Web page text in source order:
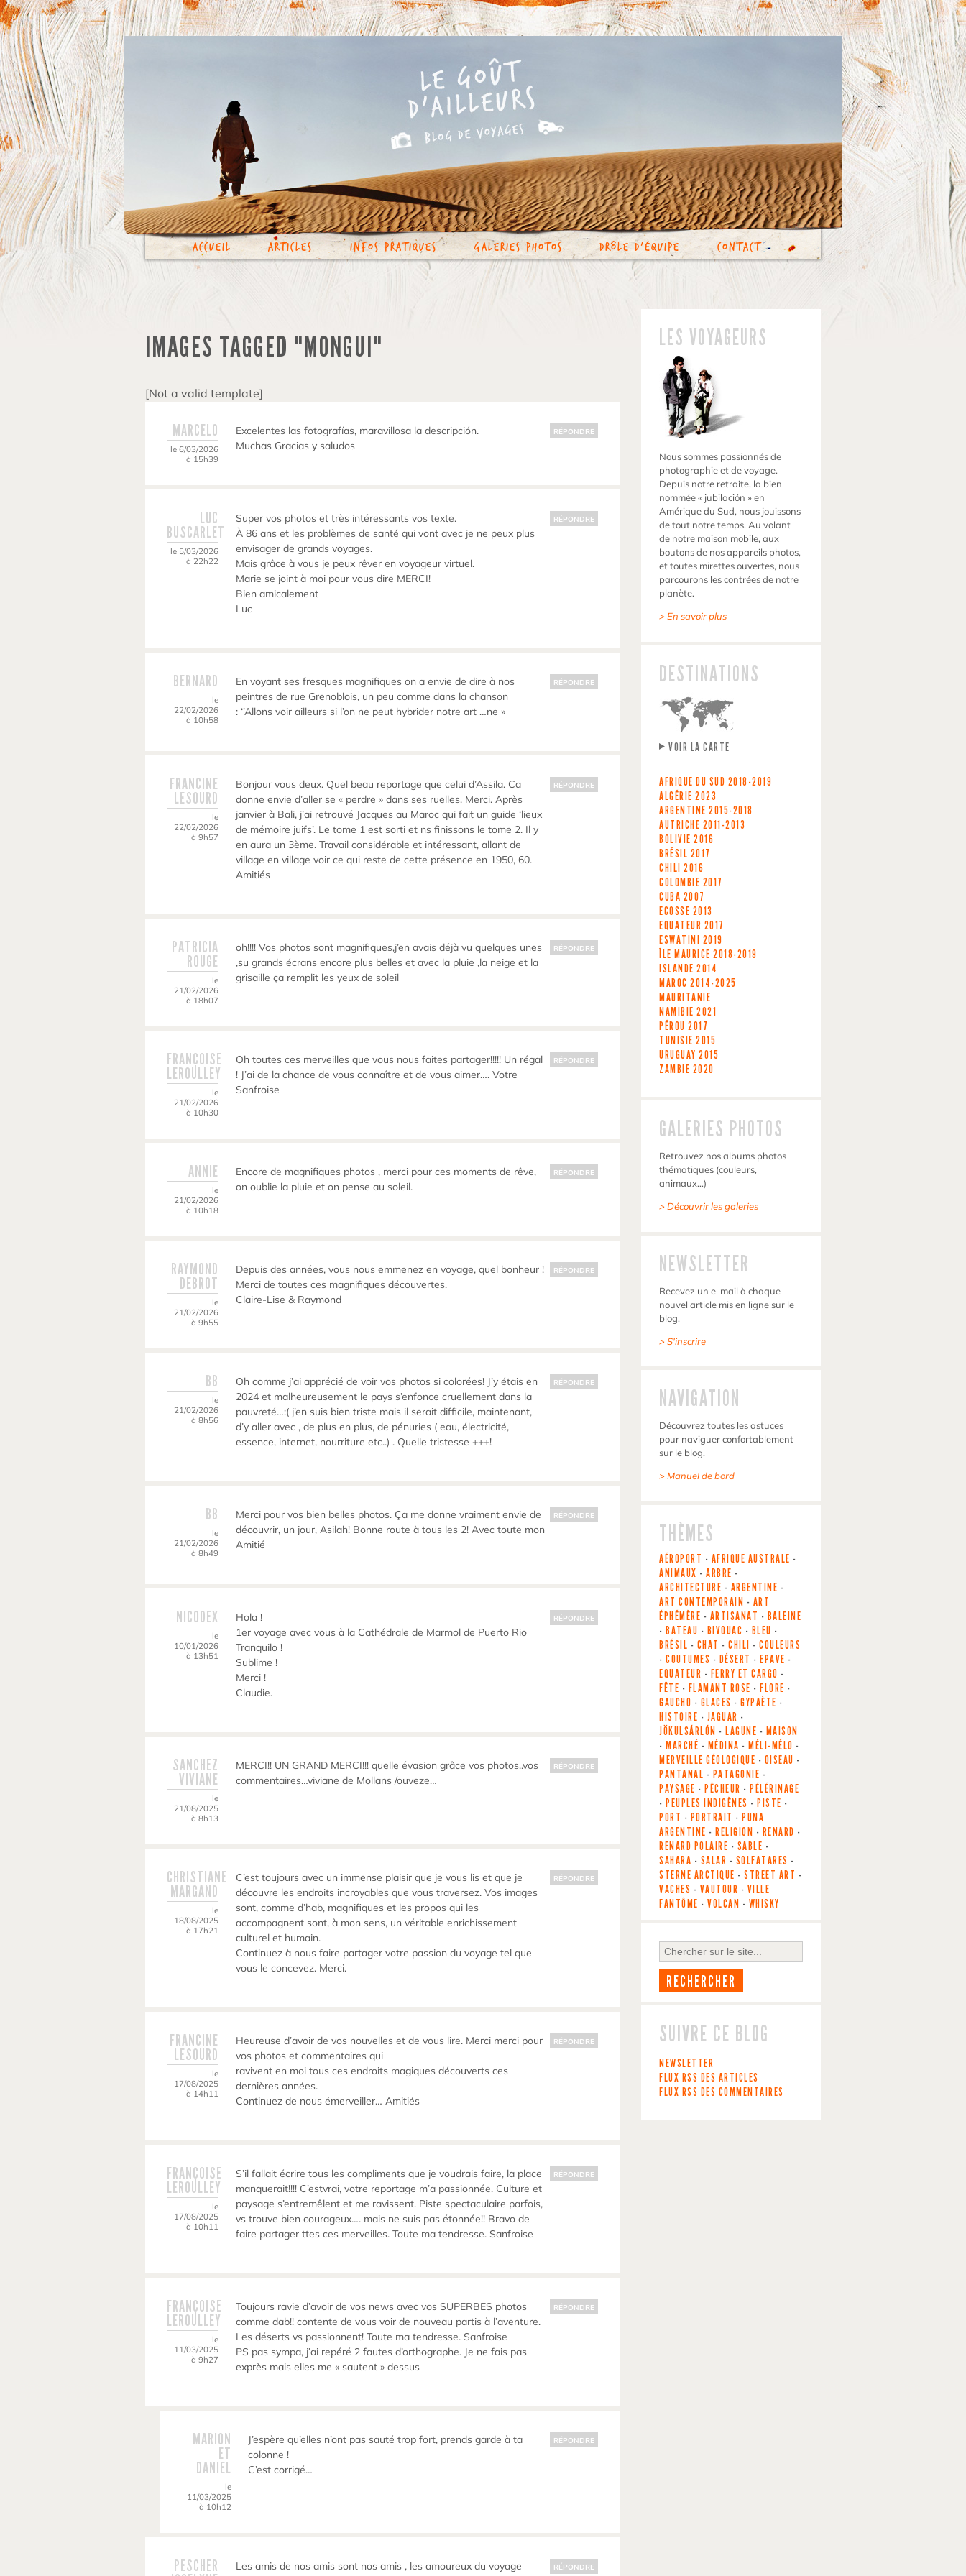
Accueil Articles Infos Pratiques Galeries photos Drôle d’équipe Contact
IMAGES TAGGED "MONGUI"
[Not a valid template]
MARCELO
le 6/03/2026
à 15h39
Excelentes las fotografías, maravillosa la descripción.
Muchas Gracias y saludos
RÉPONDRE
LUC
BUSCARLET
le 5/03/2026
à 22h22
Super vos photos et très intéressants vos texte.
À 86 ans et les problèmes de santé qui vont avec je ne peux plus
envisager de grands voyages.
Mais grâce à vous je peux rêver en voyageur virtuel.
Marie se joint à moi pour vous dire MERCI!
Bien amicalement
Luc
RÉPONDRE
BERNARD
le
22/02/2026
à 10h58
En voyant ses fresques magnifiques on a envie de dire à nos
peintres de rue Grenoblois, un peu comme dans la chanson
: ‘’Allons voir ailleurs si l’on ne peut hybrider notre art …ne »
RÉPONDRE
FRANCINE
LESOURD
le
22/02/2026
à 9h57
Bonjour vous deux. Quel beau reportage que celui d’Assila. Ca
donne envie d’aller se « perdre » dans ses ruelles. Merci. Après
janvier à Bali, j’ai retrouvé Jacques au Maroc qui fait un guide ‘lieux
de mémoire juifs’. Le tome 1 est sorti et ns finissons le tome 2. Il y
en aura un 3ème. Travail considérable et intéressant, allant de
village en village voir ce qui reste de cette présence en 1950, 60.
Amitiés
RÉPONDRE
PATRICIA
ROUGE
le
21/02/2026
à 18h07
oh!!!! Vos photos sont magnifiques,j’en avais déjà vu quelques unes
,su grands écrans encore plus belles et avec la pluie ,la neige et la
grisaille ça remplit les yeux de soleil
RÉPONDRE
FRANÇOISE
LEROULLEY
le
21/02/2026
à 10h30
Oh toutes ces merveilles que vous nous faites partager!!!!! Un régal
! J’ai de la chance de vous connaître et de vous aimer…. Votre
Sanfroise
RÉPONDRE
ANNIE
le
21/02/2026
à 10h18
Encore de magnifiques photos , merci pour ces moments de rêve,
on oublie la pluie et on pense au soleil.
RÉPONDRE
RAYMOND
DEBROT
le
21/02/2026
à 9h55
Depuis des années, vous nous emmenez en voyage, quel bonheur !
Merci de toutes ces magnifiques découvertes.
Claire-Lise & Raymond
RÉPONDRE
BB
le
21/02/2026
à 8h56
Oh comme j’ai apprécié de voir vos photos si colorées! J’y étais en
2024 et malheureusement le pays s’enfonce cruellement dans la
pauvreté…:( j’en suis bien triste mais il serait difficile, maintenant,
d’y aller avec , de plus en plus, de pénuries ( eau, électricité,
essence, internet, nourriture etc..) . Quelle tristesse +++!
RÉPONDRE
BB
le
21/02/2026
à 8h49
Merci pour vos bien belles photos. Ça me donne vraiment envie de
découvrir, un jour, Asilah! Bonne route à tous les 2! Avec toute mon
Amitié
RÉPONDRE
NICODEX
le
10/01/2026
à 13h51
Hola !
1er voyage avec vous à la Cathédrale de Marmol de Puerto Rio
Tranquilo !
Sublime !
Merci !
Claudie.
RÉPONDRE
SANCHEZ
VIVIANE
le
21/08/2025
à 8h13
MERCI!! UN GRAND MERCI!!! quelle évasion grâce vos photos..vos
commentaires…viviane de Mollans /ouveze…
RÉPONDRE
CHRISTIANE
MARGAND
le
18/08/2025
à 17h21
C’est toujours avec un immense plaisir que je vous lis et que je
découvre les endroits incroyables que vous traversez. Vos images
sont, comme d’hab, magnifiques et les propos qui les
accompagnent sont, à mon sens, un véritable enrichissement
culturel et humain.
Continuez à nous faire partager votre passion du voyage tel que
vous le concevez. Merci.
RÉPONDRE
FRANCINE
LESOURD
le
17/08/2025
à 14h11
Heureuse d’avoir de vos nouvelles et de vous lire. Merci merci pour
vos photos et commentaires qui
ravivent en moi tous ces endroits magiques découverts ces
dernières années.
Continuez de nous émerveiller… Amitiés
RÉPONDRE
FRANÇOISE
LEROULLEY
le
17/08/2025
à 10h11
S’il fallait écrire tous les compliments que je voudrais faire, la place
manquerait!!!! C’estvrai, votre reportage m’a passionnée. Culture et
paysage s’entremêlent et me ravissent. Piste spectaculaire parfois,
vs trouve bien courageux…. mais ne suis pas étonnée!! Bravo de
faire partager ttes ces merveilles. Toute ma tendresse. Sanfroise
RÉPONDRE
FRANÇOISE
LEROULLEY
le
11/03/2025
à 9h27
Toujours ravie d’avoir de vos news avec vos SUPERBES photos
comme dab!! contente de vous voir de nouveau partis à l’aventure.
Les déserts vs passionnent! Toute ma tendresse. Sanfroise
PS pas sympa, j’ai repéré 2 fautes d’orthographe. Je ne fais pas
exprès mais elles me « sautent » dessus
RÉPONDRE
MARION
ET
DANIEL
le
11/03/2025
à 10h12
J’espère qu’elles n’ont pas sauté trop fort, prends garde à ta
colonne !
C’est corrigé…
RÉPONDRE
PESCHER
Les amis de nos amis sont nos amis , les amoureux du voyage
RÉPONDRE
LES VOYAGEURS
Nous sommes passionnés de
photographie et de voyage.
Depuis notre retraite, la bien
nommée « jubilación » en
Amérique du Sud, nous jouissons
de tout notre temps. Au volant
de notre maison mobile, aux
boutons de nos appareils photos,
et toutes mirettes ouvertes, nous
parcourons les contrées de notre
planète.
> En savoir plus
DESTINATIONS
VOIR LA CARTE
AFRIQUE DU SUD 2018-2019
ALGÉRIE 2023
ARGENTINE 2015-2018
AUTRICHE 2011-2013
BOLIVIE 2016
BRÉSIL 2017
CHILI 2016
COLOMBIE 2017
CUBA 2007
ECOSSE 2013
EQUATEUR 2017
ESWATINI 2019
ÎLE MAURICE 2018-2019
ISLANDE 2014
MAROC 2014-2025
MAURITANIE
NAMIBIE 2021
PÉROU 2017
TUNISIE 2015
URUGUAY 2015
ZAMBIE 2020
GALERIES PHOTOS
Retrouvez nos albums photos
thématiques (couleurs,
animaux…)
> Découvrir les galeries
NEWSLETTER
Recevez un e-mail à chaque
nouvel article mis en ligne sur le
blog.
> S'inscrire
NAVIGATION
Découvrez toutes les astuces
pour naviguer confortablement
sur le blog.
> Manuel de bord
THÈMES
AÉROPORT - AFRIQUE AUSTRALE -
ANIMAUX - ARBRE -
ARCHITECTURE - ARGENTINE -
ART CONTEMPORAIN - ART
ÉPHÉMÈRE - ARTISANAT - BALEINE
- BATEAU - BIVOUAC - BLEU -
BRÉSIL - CHAT - CHILI - COULEURS
- COUTUMES - DÉSERT - EPAVE -
EQUATEUR - FERRY ET CARGO -
FÊTE - FLAMANT ROSE - FLORE -
GAUCHO - GLACES - GYPAÈTE -
HISTOIRE - JAGUAR -
JÖKULSÁRLÓN - LAGUNE - MAISON
- MARCHÉ - MÉDINA - MÉLI-MÉLO -
MERVEILLE GÉOLOGIQUE - OISEAU -
PANTANAL - PATAGONIE -
PAYSAGE - PÊCHEUR - PÉLÉRINAGE
- PEUPLES INDIGÈNES - PISTE -
PORT - PORTRAIT - PUNA
ARGENTINE - RELIGION - RENARD -
RENARD POLAIRE - SABLE -
SAHARA - SALAR - SOLFATARES -
STERNE ARCTIQUE - STREET ART -
VACHES - VAUTOUR - VILLE
FANTÔME - VOLCAN - WHISKY
SUIVRE CE BLOG
NEWSLETTER
FLUX RSS DES ARTICLES
FLUX RSS DES COMMENTAIRES